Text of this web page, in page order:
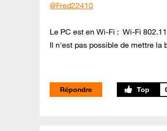
@Fred22410
Le PC est en Wi-Fi : Wi-Fi
Il n'est pas possible de mettre la
Répondre